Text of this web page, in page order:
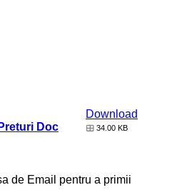
Download
Doc
34.00 KB
de Email pentru a primii